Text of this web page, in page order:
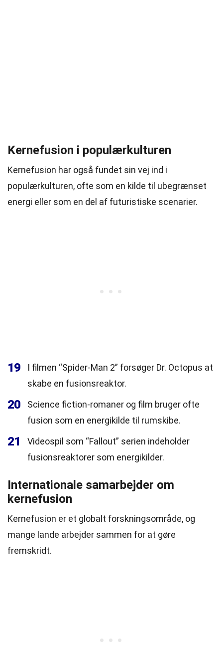
Kernefusion i populærkulturen
Kernefusion har også fundet sin vej ind i
populærkulturen, ofte som en kilde til ubegrænset
energi eller som en del af futuristiske scenarier.
19
I filmen “Spider-Man 2” forsøger Dr. Octopus at
skabe en fusionsreaktor.
20
Science fiction-romaner og film bruger ofte
fusion som en energikilde til rumskibe.
21
Videospil som “Fallout” serien indeholder
fusionsreaktorer som energikilder.
Internationale samarbejder om
kernefusion
Kernefusion er et globalt forskningsområde, og
mange lande arbejder sammen for at gøre
fremskridt.